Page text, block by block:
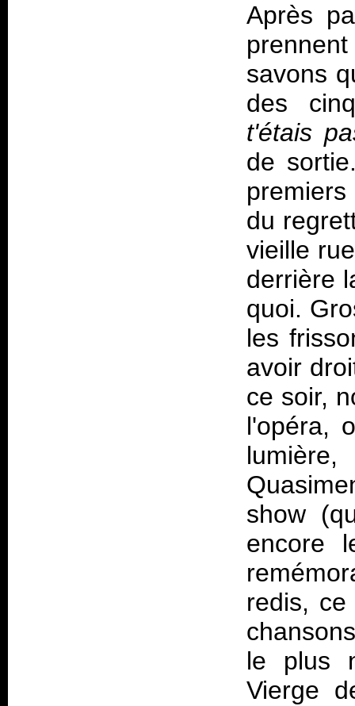
Après
savons
des
t'étais
de
du
vieille
derrière
quoi.
les
avoir
ce soir,
l'opéra,
show
encore
redis,
le plus
Vierge